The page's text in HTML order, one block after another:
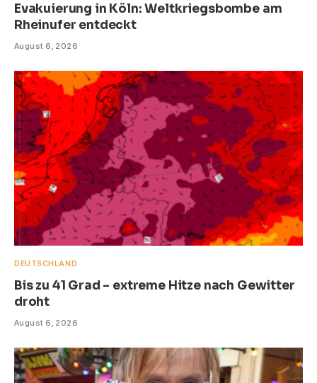
Evakuierung in Köln: Weltkriegsbombe am
Rheinufer entdeckt
August 6, 2026
DEUTSCHLAND
Bis zu 41 Grad – extreme Hitze nach Gewitter
droht
August 6, 2026